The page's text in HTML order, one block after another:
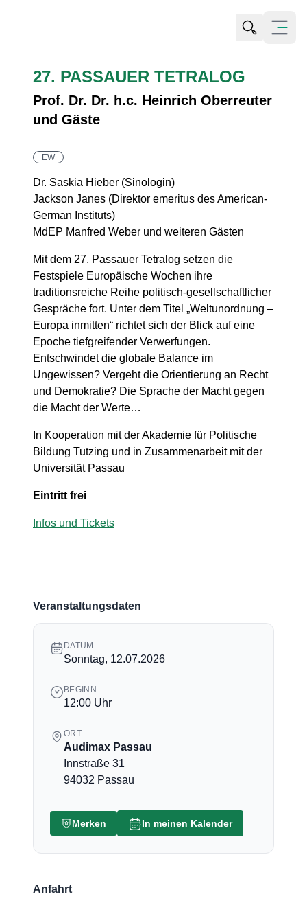
Suche
Menü
27. PASSAUER TETRALOG
Prof. Dr. Dr. h.c. Heinrich Oberreuter
und Gäste
EW
Dr. Saskia Hieber (Sinologin)
Jackson Janes (Direktor emeritus des American-
German Instituts)
MdEP Manfred Weber und weiteren Gästen
Mit dem 27. Passauer Tetralog setzen die
Festspiele Europäische Wochen ihre
traditionsreiche Reihe politisch-gesellschaftlicher
Gespräche fort. Unter dem Titel „Weltunordnung –
Europa inmitten“ richtet sich der Blick auf eine
Epoche tiefgreifender Verwerfungen.
Entschwindet die globale Balance im
Ungewissen? Vergeht die Orientierung an Recht
und Demokratie? Die Sprache der Macht gegen
die Macht der Werte…
In Kooperation mit der Akademie für Politische
Bildung Tutzing und in Zusammenarbeit mit der
Universität Passau
Eintritt frei
Infos und Tickets
Veranstaltungsdaten
DATUM
Sonntag, 12.07.2026
BEGINN
12:00 Uhr
ORT
Audimax Passau
Innstraße 31
94032 Passau
Merken In meinen Kalender
Anfahrt